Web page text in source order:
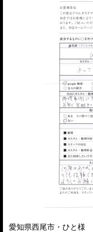
愛知県西尾市・ひと様